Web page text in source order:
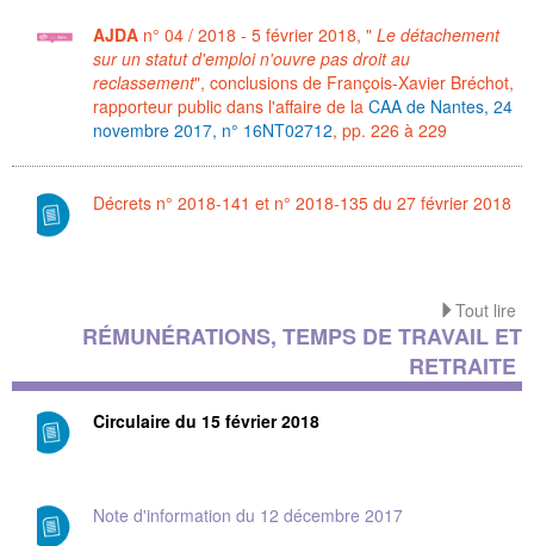
AJDAn° 04 / 2018 - 5 février 2018, " Le détachement
sur un statut d'emploi n'ouvre pas droit au
reclassement", conclusions de François-Xavier Bréchot,
rapporteur public dans l'affaire de la CAA de Nantes, 24
novembre 2017, n° 16NT02712, pp. 226 à 229
Décrets n° 2018-141 et n° 2018-135 du 27 février 2018
Tout lire
RÉMUNÉRATIONS, TEMPS DE TRAVAIL ET
RETRAITE
Circulaire du 15 février 2018
Note d'information du 12 décembre 2017